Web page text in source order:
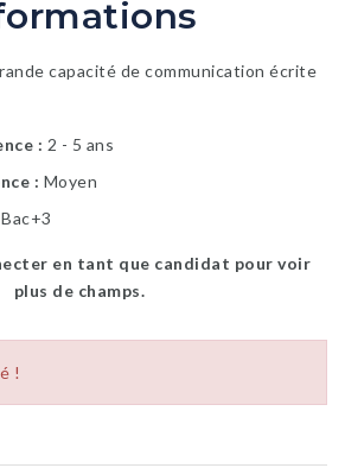
capacité de communication écrite
2 - 5 ans
Moyen
Bac+3
en tant que candidat pour voir
plus de champs.
!